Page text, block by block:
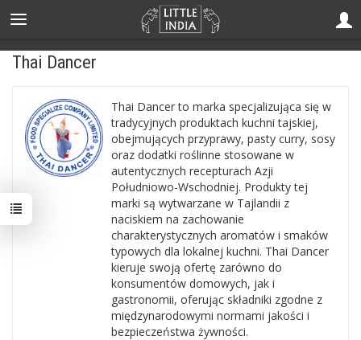
Thai Dancer
Thai Dancer to marka specjalizująca się w
tradycyjnych produktach kuchni tajskiej,
obejmujących przyprawy, pasty curry, sosy
oraz dodatki roślinne stosowane w
autentycznych recepturach Azji
Południowo-Wschodniej. Produkty tej
marki są wytwarzane w Tajlandii z
naciskiem na zachowanie
charakterystycznych aromatów i smaków
typowych dla lokalnej kuchni. Thai Dancer
kieruje swoją ofertę zarówno do
konsumentów domowych, jak i
gastronomii, oferując składniki zgodne z
międzynarodowymi normami jakości i
bezpieczeństwa żywności.